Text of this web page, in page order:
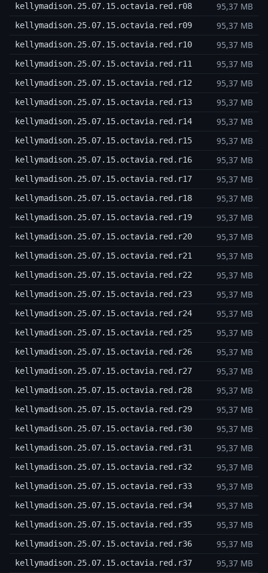
kellymadison.25.07.15.octavia.red.r08 95,37 MB
kellymadison.25.07.15.octavia.red.r09 95,37 MB
kellymadison.25.07.15.octavia.red.r10 95,37 MB
kellymadison.25.07.15.octavia.red.r11 95,37 MB
kellymadison.25.07.15.octavia.red.r12 95,37 MB
kellymadison.25.07.15.octavia.red.r13 95,37 MB
kellymadison.25.07.15.octavia.red.r14 95,37 MB
kellymadison.25.07.15.octavia.red.r15 95,37 MB
kellymadison.25.07.15.octavia.red.r16 95,37 MB
kellymadison.25.07.15.octavia.red.r17 95,37 MB
kellymadison.25.07.15.octavia.red.r18 95,37 MB
kellymadison.25.07.15.octavia.red.r19 95,37 MB
kellymadison.25.07.15.octavia.red.r20 95,37 MB
kellymadison.25.07.15.octavia.red.r21 95,37 MB
kellymadison.25.07.15.octavia.red.r22 95,37 MB
kellymadison.25.07.15.octavia.red.r23 95,37 MB
kellymadison.25.07.15.octavia.red.r24 95,37 MB
kellymadison.25.07.15.octavia.red.r25 95,37 MB
kellymadison.25.07.15.octavia.red.r26 95,37 MB
kellymadison.25.07.15.octavia.red.r27 95,37 MB
kellymadison.25.07.15.octavia.red.r28 95,37 MB
kellymadison.25.07.15.octavia.red.r29 95,37 MB
kellymadison.25.07.15.octavia.red.r30 95,37 MB
kellymadison.25.07.15.octavia.red.r31 95,37 MB
kellymadison.25.07.15.octavia.red.r32 95,37 MB
kellymadison.25.07.15.octavia.red.r33 95,37 MB
kellymadison.25.07.15.octavia.red.r34 95,37 MB
kellymadison.25.07.15.octavia.red.r35 95,37 MB
kellymadison.25.07.15.octavia.red.r36 95,37 MB
kellymadison.25.07.15.octavia.red.r37 95,37 MB